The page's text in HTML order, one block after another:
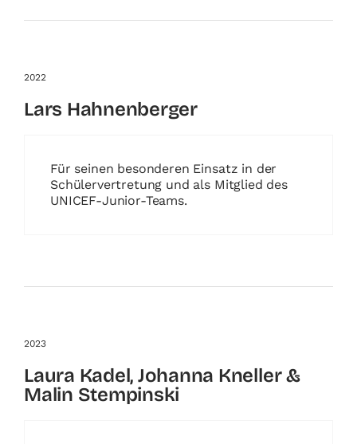
2022
Lars Hahnenberger
Für seinen besonderen Einsatz in der
Schülervertretung und als Mitglied des
UNICEF-Junior-Teams.
2023
Laura Kadel, Johanna Kneller &
Malin Stempinski